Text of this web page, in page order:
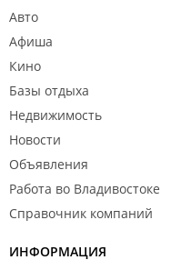
Авто
Афиша
Кино
Базы отдыха
Недвижимость
Новости
Объявления
Работа во Владивостоке
Справочник компаний
ИНФОРМАЦИЯ